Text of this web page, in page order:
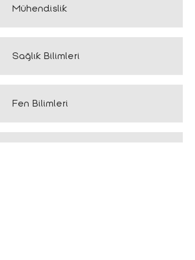
Mühendislik
Sağlık Bilimleri
Fen Bilimleri